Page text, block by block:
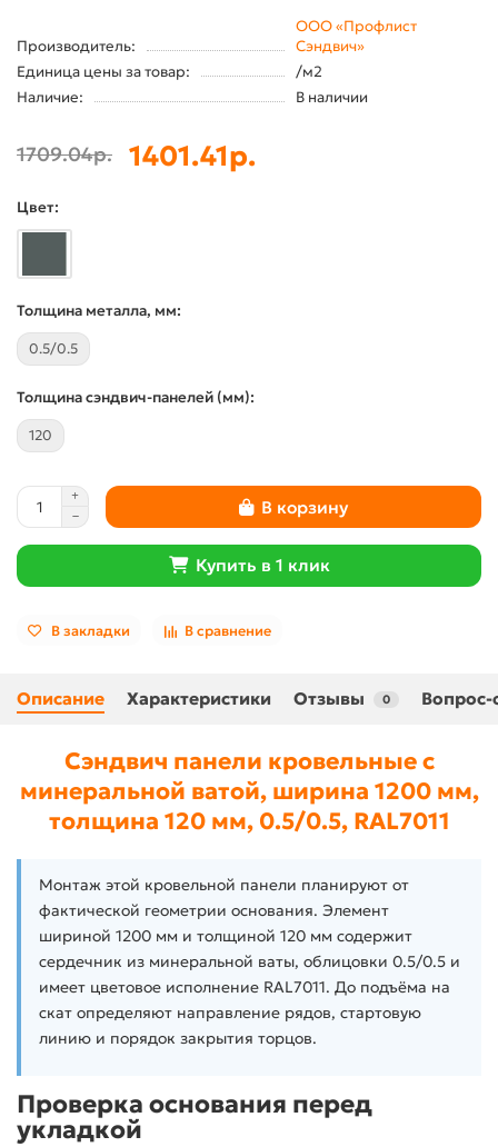
Производитель:
ООО «Профлист
Сэндвич»
Единица цены за товар:
/м2
Наличие:
В наличии
1709.04р. 1401.41р.
Цвет:
Толщина металла, мм:
0.5/0.5
Толщина сэндвич-панелей (мм):
120
В корзину
Купить в 1 клик
В закладки В сравнение
Описание Характеристики Отзывы 0 Вопрос-
Сэндвич панели кровельные с
минеральной ватой, ширина 1200 мм,
толщина 120 мм, 0.5/0.5, RAL7011
Монтаж этой кровельной панели планируют от
фактической геометрии основания. Элемент
шириной 1200 мм и толщиной 120 мм содержит
сердечник из минеральной ваты, облицовки 0.5/0.5 и
имеет цветовое исполнение RAL7011. До подъёма на
скат определяют направление рядов, стартовую
линию и порядок закрытия торцов.
Проверка основания перед
укладкой